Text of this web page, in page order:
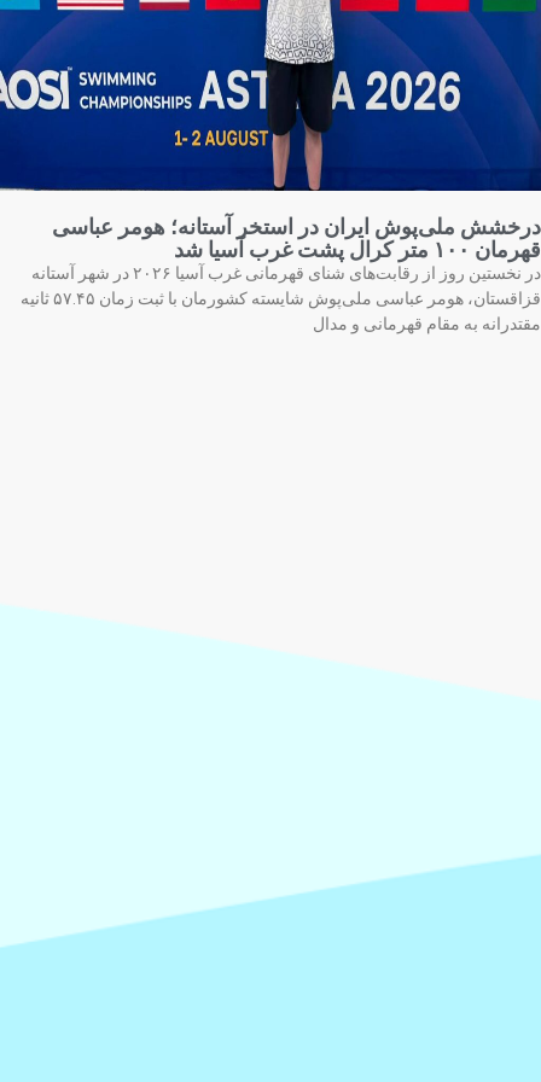
ملی‌پوش ایران در استخر آستانه؛ هومر عباسی
متر کرال پشت غرب آسیا شد
در نخستین روز از رقابت‌های شنای قهرمانی غرب آسیا ۲۰۲۶ در شهر آستانه
قزاقستان، هومر عباسی ملی‌پوش شایسته کشورمان با ثبت زمان ۵۷.۴۵ ثانیه
به مقام قهرمانی و مدال